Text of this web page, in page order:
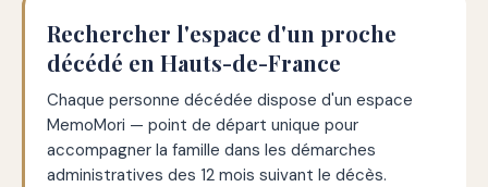
Rechercher l'espace d'un proche
décédé en Hauts-de-France
Chaque personne décédée dispose d'un espace
MemoMori — point de départ unique pour
accompagner la famille dans les démarches
administratives des 12 mois suivant le décès.